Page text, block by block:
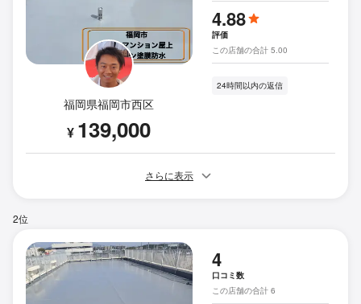
福岡県福岡市西区
¥ 139,000
4.88
評価
この店舗の合計 5.00
24時間以内の返信
さらに表示
2位
4
口コミ数
この店舗の合計 6